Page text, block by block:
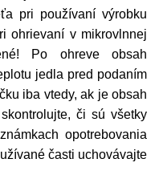
pri používaní výrobku
ohrievaní v mikrovlnnej
Po ohreve obsah
jedla pred podaním
iba vtedy, ak je obsah
či sú všetky
opotrebovania
časti uchovávajte